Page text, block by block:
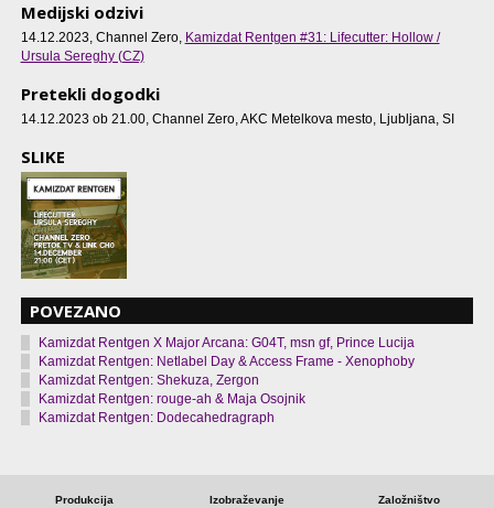
Medijski odzivi
14.12.2023, Channel Zero, Kamizdat Rentgen #31: Lifecutter: Hollow /
Ursula Sereghy (CZ)
Pretekli dogodki
14.12.2023 ob 21.00, Channel Zero, AKC Metelkova mesto, Ljubljana, SI
SLIKE
POVEZANO
Kamizdat Rentgen X Major Arcana: G04T, msn gf, Prince Lucija
Kamizdat Rentgen: Netlabel Day & Access Frame - Xenophoby
Kamizdat Rentgen: Shekuza, Zergon
Kamizdat Rentgen: rouge-ah & Maja Osojnik
Kamizdat Rentgen: Dodecahedragraph
Produkcija Izobraževanje Založništvo